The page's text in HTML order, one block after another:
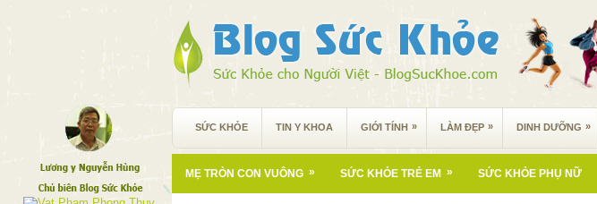
SỨC KHỎE TIN Y KHOA GIỚI TÍNH » LÀM ĐẸP » DINH DƯỠNG »
MẸ TRÒN CON VUÔNG » SỨC KHỎE TRẺ EM » SỨC KHỎE PHỤ NỮ